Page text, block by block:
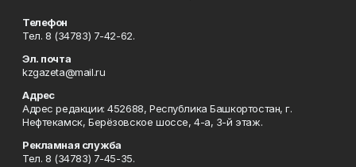
Телефон
Тел. 8 (34783) 7-42-62.
Эл. почта
kzgazeta@mail.ru
Адрес
Адрес редакции: 452688, Республика Башкортостан, г.
Нефтекамск, Берёзовское шоссе, 4-а, 3-й этаж.
Рекламная служба
Тел. 8 (34783) 7-45-35.